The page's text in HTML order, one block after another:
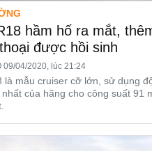
hầm hố ra mắt,
được hồi sinh
09/04/2020, lúc 21:24
là mẫu cruiser cỡ lớn, sử dụng
của hãng cho công suất 91